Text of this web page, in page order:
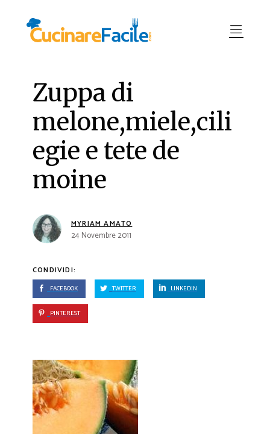
Zuppa di
melone,miele,cili
egie e tete de
moine
MYRIAM AMATO
24 Novembre 2011
CONDIVIDI:
FACEBOOK TWITTER LINKEDIN
PINTEREST